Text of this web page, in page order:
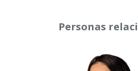
Personas